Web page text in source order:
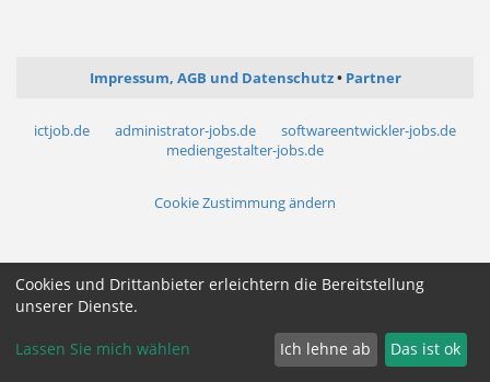
Impressum, AGB und Datenschutz Partner
ictjob.de administrator-jobs.de
softwareentwickler-jobs.de
mediengestalter-jobs.de
Cookie Zustimmung ändern
Cookies und Drittanbieter erleichtern die Bereitstellung
unserer Dienste.
Lassen Sie mich wählen Ich lehne ab Das ist ok